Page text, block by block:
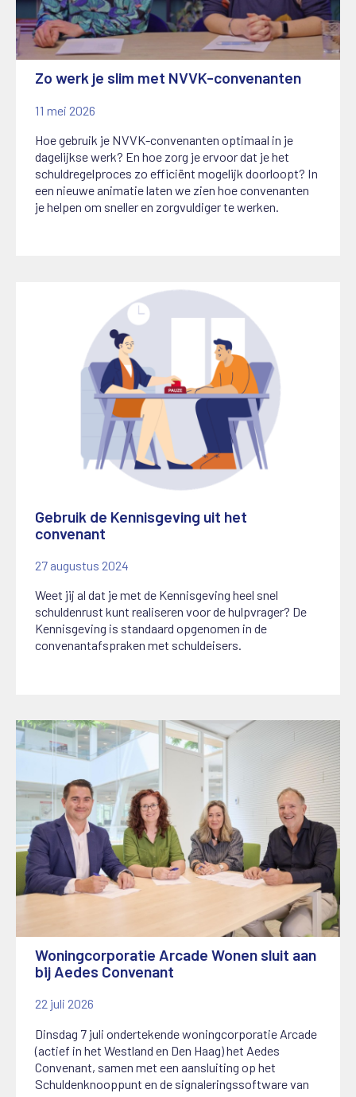
Zo werk je slim met NVVK-convenanten
11 mei 2026
Hoe gebruik je NVVK-convenanten optimaal in je
dagelijkse werk? En hoe zorg je ervoor dat je het
schuldregelproces zo efficiënt mogelijk doorloopt? In
een nieuwe animatie laten we zien hoe convenanten
je helpen om sneller en zorgvuldiger te werken.
Gebruik de Kennisgeving uit het
convenant
27 augustus 2024
Weet jij al dat je met de Kennisgeving heel snel
schuldenrust kunt realiseren voor de hulpvrager? De
Kennisgeving is standaard opgenomen in de
convenantafspraken met schuldeisers.
Woningcorporatie Arcade Wonen sluit aan
bij Aedes Convenant
22 juli 2026
Dinsdag 7 juli ondertekende woningcorporatie Arcade
(actief in het Westland en Den Haag) het Aedes
Convenant, samen met een aansluiting op het
Schuldenknooppunt en de signaleringssoftware van